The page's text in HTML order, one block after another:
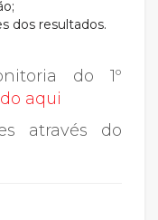
dos resultados.
do 1º
aqui
através do